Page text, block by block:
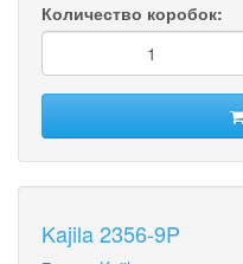
Количество коробок:
Kajila 2356-9P